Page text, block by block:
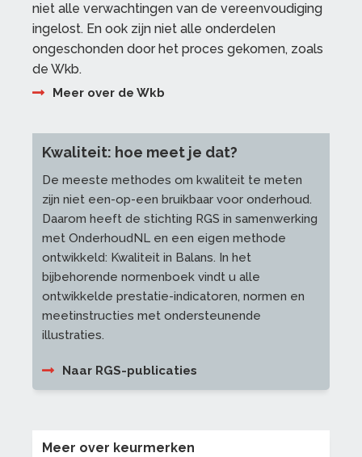
niet alle verwachtingen van de vereenvoudiging
ingelost. En ook zijn niet alle onderdelen
ongeschonden door het proces gekomen, zoals
de Wkb.
Meer over de Wkb
Kwaliteit: hoe meet je dat?
De meeste methodes om kwaliteit te meten
zijn niet een-op-een bruikbaar voor onderhoud.
Daarom heeft de stichting RGS in samenwerking
met OnderhoudNL en een eigen methode
ontwikkeld: Kwaliteit in Balans. In het
bijbehorende normenboek vindt u alle
ontwikkelde prestatie-indicatoren, normen en
meetinstructies met ondersteunende
illustraties.
Naar RGS-publicaties
Meer over keurmerken